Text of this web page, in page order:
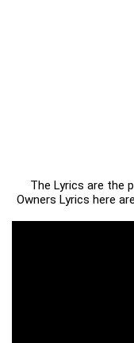
The Lyrics are the
Owners Lyrics here